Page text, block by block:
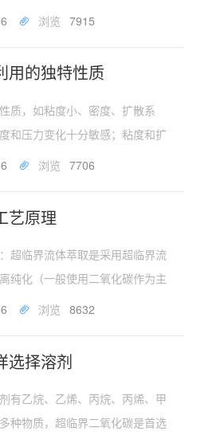
全，不污染环境。4.无溶剂残
浏览 7915
用的独特性质
质，如粘度小、密度、扩散系
和压力变化十分敏感；粘度和扩
剂化能力接近液体。超临界流体
浏览 7706
艺原理
超临界流体萃取是采用超临界流
纯化（一般使用二氧化碳作为主
质速度快，较少使用有机溶剂
...
浏览 8632
选择溶剂
有乙烷、乙烯、丙烷、丙烯、甲
种物质，超临界二氧化碳是首选